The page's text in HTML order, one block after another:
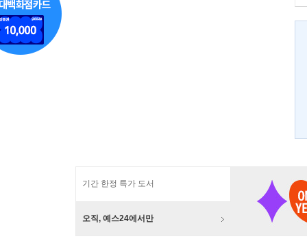
기간 한정 특가 도서
오직, 예스24에서만